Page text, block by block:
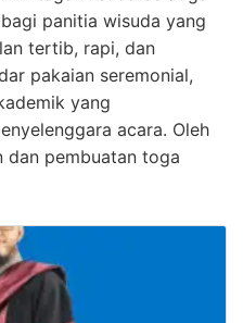
panitia wisuda yang
tertib, rapi, dan
pakaian seremonial,
yang
acara. Oleh
dan pembuatan toga